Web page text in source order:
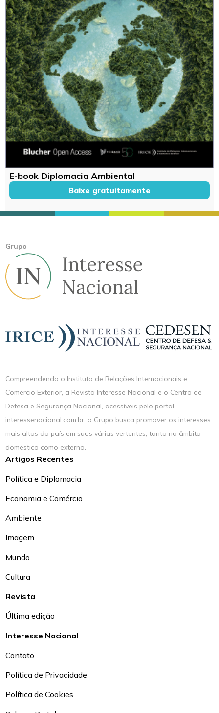
E-book Diplomacia Ambiental
Baixe gratuitamente
Grupo
Compreendendo o Instituto de Relações Internacionais e
Comércio Exterior, a Revista Interesse Nacional e o Centro de
Defesa e Segurança Nacional, acessíveis pelo portal
interessenacional.com.br, o Grupo busca promover os interesses
mais altos do país em suas várias vertentes, tanto no âmbito
doméstico como externo.
Artigos Recentes
Política e Diplomacia
Economia e Comércio
Ambiente
Imagem
Mundo
Cultura
Revista
Última edição
Interesse Nacional
Contato
Política de Privacidade
Política de Cookies